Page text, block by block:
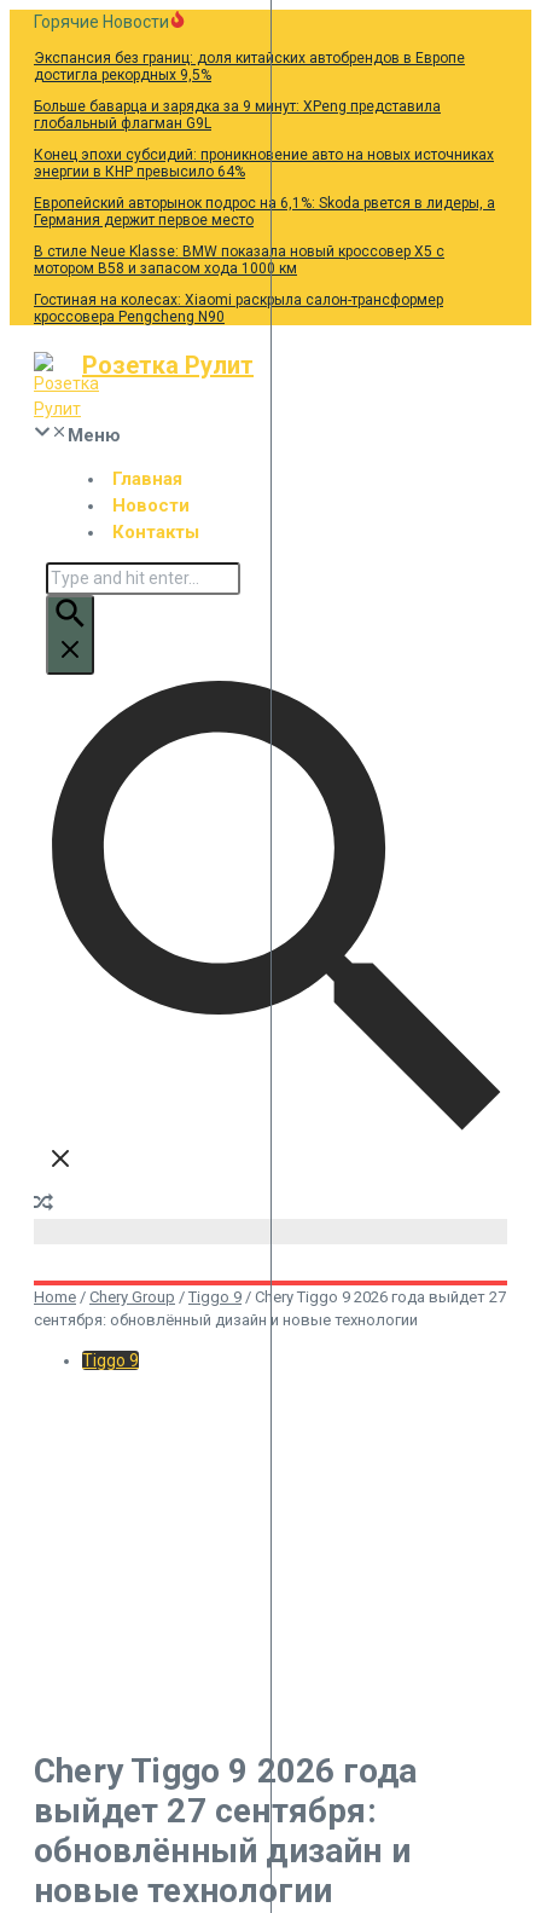
Перейти
содержанию
Горячие Новости
Экспансия без границ: доля китайских автобрендов в Европе
достигла рекордных 9,5%
Больше баварца и зарядка за 9 минут: XPeng представила
глобальный флагман G9L
Конец эпохи субсидий: проникновение авто на новых источниках
энергии в КНР превысило 64%
Европейский авторынок подрос на 6,1%: Skoda рвется в лидеры, а
Германия держит первое место
В стиле Neue Klasse: BMW показала новый кроссовер X5 с
мотором B58 и запасом хода 1000 км
Гостиная на колесах: Xiaomi раскрыла салон-трансформер
кроссовера Pengcheng N90
Розетка Рулит
Меню
Главная
Новости
Контакты
Искать:
Home / Chery Group / Tiggo 9 / Chery Tiggo 9 2026 года выйдет 27
сентября: обновлённый дизайн и новые технологии
Tiggo 9
Chery Tiggo 9 2026 года
выйдет 27 сентября:
обновлённый дизайн и
новые технологии